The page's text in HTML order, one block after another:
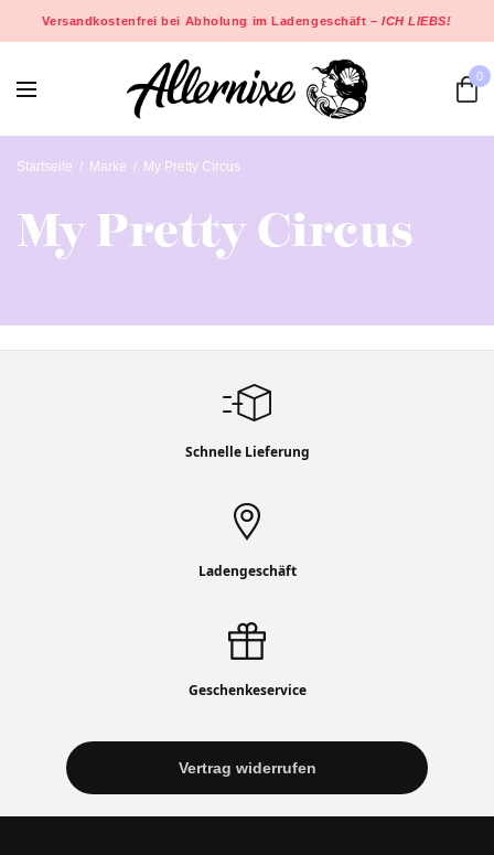
Versandkostenfrei bei Abholung im Ladengeschäft –ICH LIEBS!
0
Startseite / Marke / My Pretty Circus
My Pretty Circus
Schnelle Lieferung
Ladengeschäft
Geschenkeservice
Vertrag widerrufen